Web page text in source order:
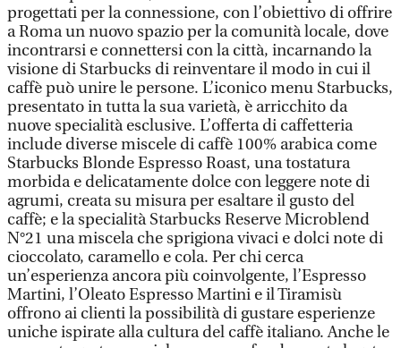
progettati per la connessione, con l’obiettivo di offrire
a Roma un nuovo spazio per la comunità locale, dove
incontrarsi e connettersi con la città, incarnando la
visione di Starbucks di reinventare il modo in cui il
caffè può unire le persone. L’iconico menu Starbucks,
presentato in tutta la sua varietà, è arricchito da
nuove specialità esclusive. L’offerta di caffetteria
include diverse miscele di caffè 100% arabica come
Starbucks Blonde Espresso Roast, una tostatura
morbida e delicatamente dolce con leggere note di
agrumi, creata su misura per esaltare il gusto del
caffè; e la specialità Starbucks Reserve Microblend
N°21 una miscela che sprigiona vivaci e dolci note di
cioccolato, caramello e cola. Per chi cerca
un’esperienza ancora più coinvolgente, l’Espresso
Martini, l’Oleato Espresso Martini e il Tiramisù
offrono ai clienti la possibilità di gustare esperienze
uniche ispirate alla cultura del caffè italiano. Anche le